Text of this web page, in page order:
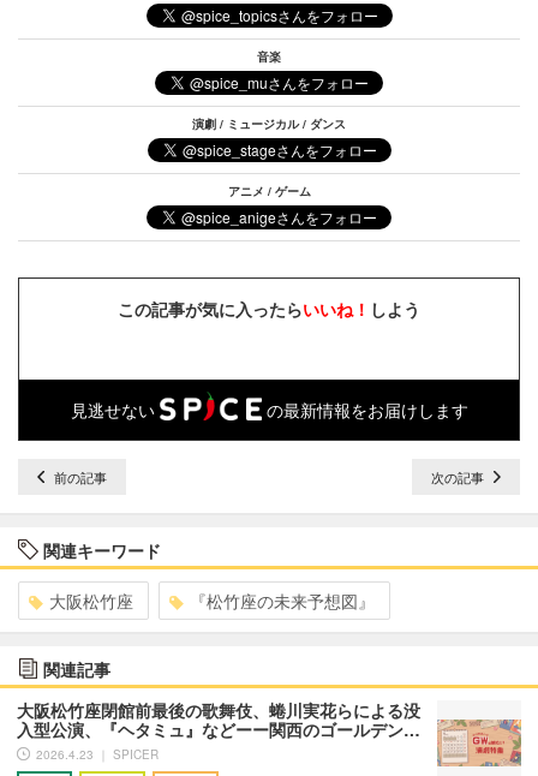
音楽
演劇 / ミュージカル / ダンス
アニメ / ゲーム
この記事が気に入ったらいいね！ しよう
見逃せない の最新情報をお届けします
前の記事 次の記事
関連キーワード
大阪松竹座 『松竹座の未来予想図』
関連記事
大阪松竹座閉館前最後の歌舞伎、蜷川実花らによる没
入型公演、『ヘタミュ』などーー関西のゴールデン…
2026.4.23 ｜ SPICER